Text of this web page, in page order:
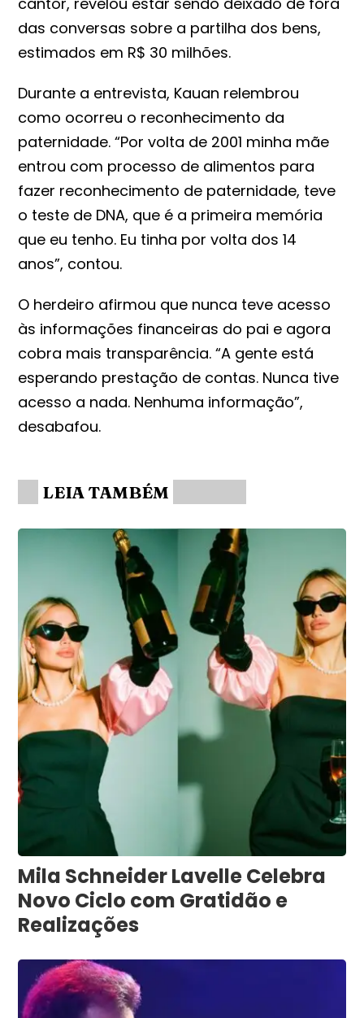
das conversas sobre a partilha dos bens,
estimados em R$ 30 milhões.
Durante a entrevista, Kauan relembrou
como ocorreu o reconhecimento da
paternidade. “Por volta de 2001 minha mãe
entrou com processo de alimentos para
fazer reconhecimento de paternidade, teve
o teste de DNA, que é a primeira memória
que eu tenho. Eu tinha por volta dos 14
anos”, contou.
O herdeiro afirmou que nunca teve acesso
às informações financeiras do pai e agora
cobra mais transparência. “A gente está
esperando prestação de contas. Nunca tive
acesso a nada. Nenhuma informação”,
desabafou.
LEIA TAMBÉM
Mila Schneider Lavelle Celebra
Novo Ciclo com Gratidão e
Realizações